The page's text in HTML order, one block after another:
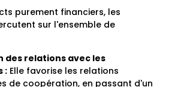
purement financiers, les
sur l'ensemble de
des relations avec les
: Elle favorise les relations
de coopération, en passant d'un